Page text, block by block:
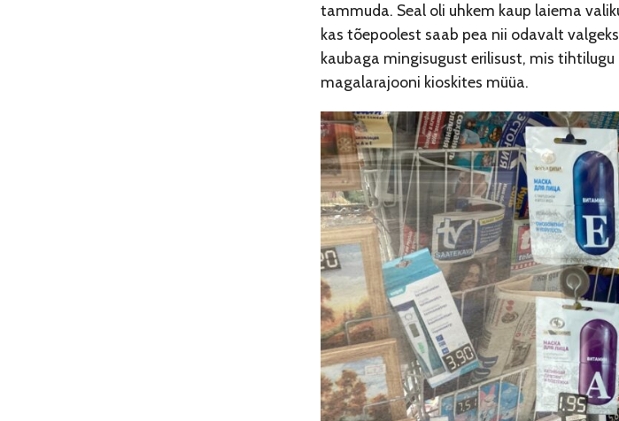
tammuda. Seal oli uhkem kaup laiema
kas tõepoolest saab pea nii odavalt
kaubaga mingisugust erilisust, mis
magalarajooni kioskites müüa.